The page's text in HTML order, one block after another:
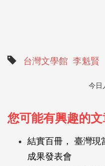
台灣文學館 李魁賢
今日
您可能有興趣的文
結實百冊， 臺灣現
成果發表會